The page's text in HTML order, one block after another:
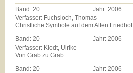
Band:20 Jahr:2006
Verfasser: Fuchsloch, Thomas
Christliche Symbole auf dem Alten Friedhof
Band:20 Jahr:2006
Verfasser: Klodt, Ulrike
Von Grab zu Grab
Band: 20 Jahr: 2006